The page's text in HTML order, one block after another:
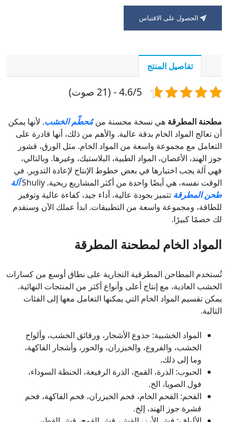
الحصول على الاقتباس
تفاصيل المنتج
4.6/5 - (21 صوت)
مطحنة المطرقة هي نسخة محسنة منمُحطّم الخشب. لأنها يمكن
أن تعالج المواد الخام بدقة عالية. والأهم من ذلك، أنها قادرة على
التعامل مع مجموعة واسعة من المواد الخام. مثل الورق، قشور
جوز الهند، الأغصان، المواد الطبية، البلاستيك، وغيرها. وبالتالي،
فهي آلة يجب اختيارها في بعض خطوط الإنتاج لإعادة التدوير. في
الوقت نفسه، هي أيضًا واحدة من أكثر المشاريع ربحية. Shuliy
آلة
طحن المطرقة تتميز بجودة عالية، أداء جيد، كفاءة عالية وتوفير
للطاقة، ومجموعة واسعة من التطبيقات. ابدأ عملك الآن وسنقدم
لك خصمًا كبيرًا.
المواد الخام لمطحنة المطرقة
تُستخدم المطاحن المطرقية التجارية على نطاق أوسع من كسارات
الخشب العادية، مع إنتاج أعلى وأنواع أكثر من المنتجات النهائية.
يمكن تقسيم المواد الخام التي يمكنها التعامل معها إلى الفئات
التالية.
المواد الخشبية: جذوع الأشجار، ورقائق الخشب، وألواح
الخشب، والفروع، والخيزران، والحور، وأشجار الفاكهة،
وما إلى ذلك.
الحبوب: الذرة، القمح، الذرة الرفيعة، الحنطة السوداء،
فول الصويا، الخ.
الفحم: الفحم الخام، فحم الخيزران، فحم الفاكهة، فحم
قشرة جوز الهند، إلخ.